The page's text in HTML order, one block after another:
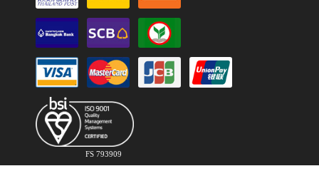
FS 793909